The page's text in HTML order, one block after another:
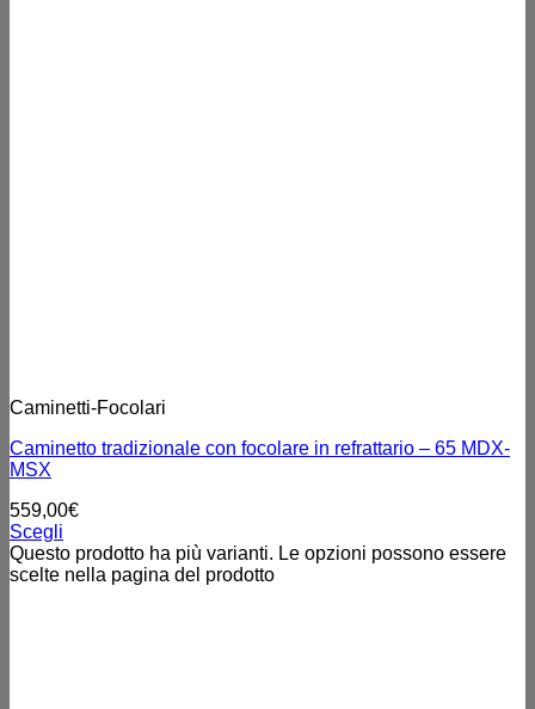
Caminetti-Focolari
Caminetto tradizionale con focolare in refrattario – 65 MDX-
MSX
559,00€
Scegli
Questo prodotto ha più varianti. Le opzioni possono essere
scelte nella pagina del prodotto